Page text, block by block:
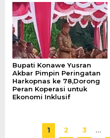
Bupati Konawe Yusran
Akbar Pimpin Peringatan
Harkopnas ke 78,Dorong
Peran Koperasi untuk
Ekonomi Inklusif
1 2 3 …